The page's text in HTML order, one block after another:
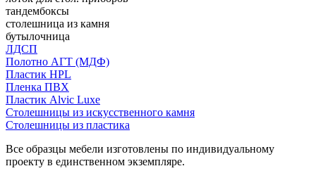
тандембоксы
столешница из камня
бутылочница
ЛДСП
Полотно АГТ (МДФ)
Пластик HPL
Пленка ПВХ
Пластик Alvic Luxe
Столешницы из искусственного камня
Столешницы из пластика
Все образцы мебели изготовлены по индивидуальному
проекту в единственном экземпляре.